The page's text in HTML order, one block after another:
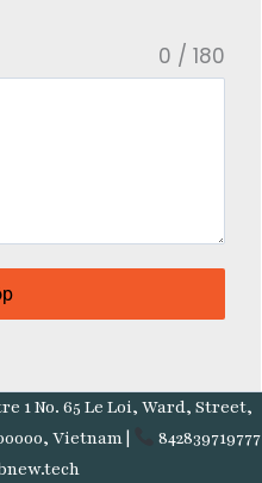
0 / 180
1 No. 65 Le Loi, Ward, Street,
Vietnam |
842839719777